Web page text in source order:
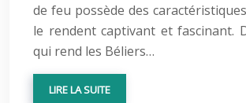
de feu possède des
le rendent captivant et fascinant.
qui rend les Béliers…
LIRE LA SUITE